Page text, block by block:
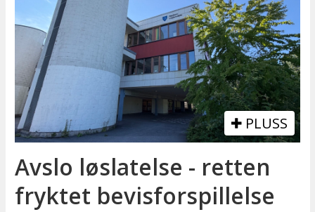
PLUSS
Avslo løslatelse - retten
fryktet bevisforspillelse